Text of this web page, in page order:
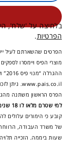
בלחיצה על 'שלח',
הפרטיות.
הפרטים שהשארתם לעיל
מוצרי הפיס ויימסרו
הפרס הראשון משתנה
למי שטרם מלאו לו 18 שנים
קובע כי הימורים עלולים
שעות ביממה. הזכייה תלויה